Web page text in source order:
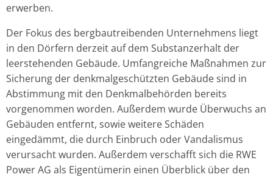
erwerben.
Der Fokus des bergbautreibenden Unternehmens liegt
in den Dörfern derzeit auf dem Substanzerhalt der
leerstehenden Gebäude. Umfangreiche Maßnahmen zur
Sicherung der denkmalgeschützten Gebäude sind in
Abstimmung mit den Denkmalbehörden bereits
vorgenommen worden. Außerdem wurde Überwuchs an
Gebäuden entfernt, sowie weitere Schäden
eingedämmt, die durch Einbruch oder Vandalismus
verursacht wurden. Außerdem verschafft sich die RWE
Power AG als Eigentümerin einen Überblick über den